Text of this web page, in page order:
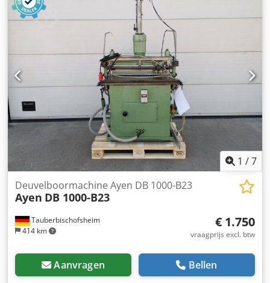
1 /7
Tauberbischofsheim
414 km
Deuvelboormachine Ayen DB 1000-B23
Ayen DB 1000-B23
€ 1.750
vraagprijs excl. btw
Aanvragen Bellen